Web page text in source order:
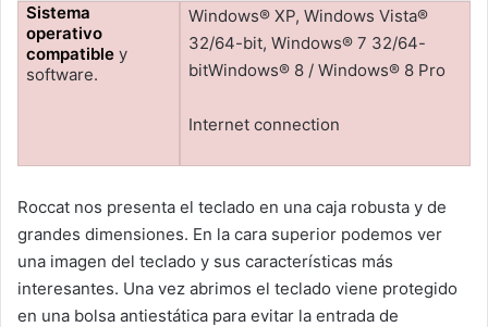
Sistema
operativo
compatible y
software.
Windows® XP, Windows Vista®
32/64-bit, Windows® 7 32/64-
bitWindows® 8 / Windows® 8 Pro
Internet connection
Roccat nos presenta el teclado en una caja robusta y de
grandes dimensiones. En la cara superior podemos ver
una imagen del teclado y sus características más
interesantes. Una vez abrimos el teclado viene protegido
en una bolsa antiestática para evitar la entrada de